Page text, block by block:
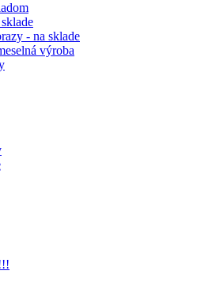
- na sklade
výroba